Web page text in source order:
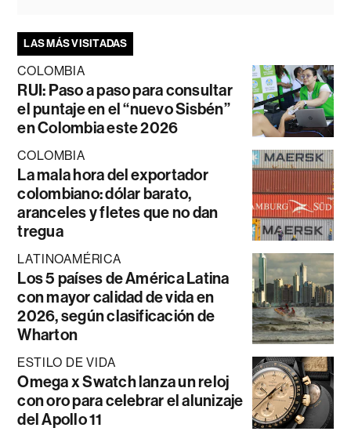
LAS MÁS VISITADAS
COLOMBIA
RUI: Paso a paso para consultar
el puntaje en el “nuevo Sisbén”
en Colombia este 2026
COLOMBIA
La mala hora del exportador
colombiano: dólar barato,
aranceles y fletes que no dan
tregua
LATINOAMÉRICA
Los 5 países de América Latina
con mayor calidad de vida en
2026, según clasificación de
Wharton
ESTILO DE VIDA
Omega x Swatch lanza un reloj
con oro para celebrar el alunizaje
del Apollo 11